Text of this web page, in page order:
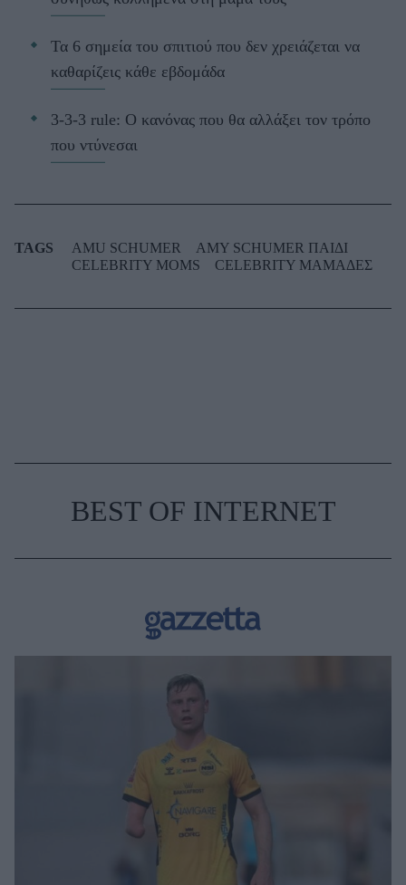
Τα 6 σημεία του σπιτιού που δεν χρειάζεται να
καθαρίζεις κάθε εβδομάδα
3-3-3 rule: Ο κανόνας που θα αλλάξει τον τρόπο
που ντύνεσαι
TAGS AMU SCHUMER
AMY SCHUMER ΠΑΙΔΙ
CELEBRITY MOMS
CELEBRITY ΜΑΜΑΔΕΣ
BEST OF INTERNET